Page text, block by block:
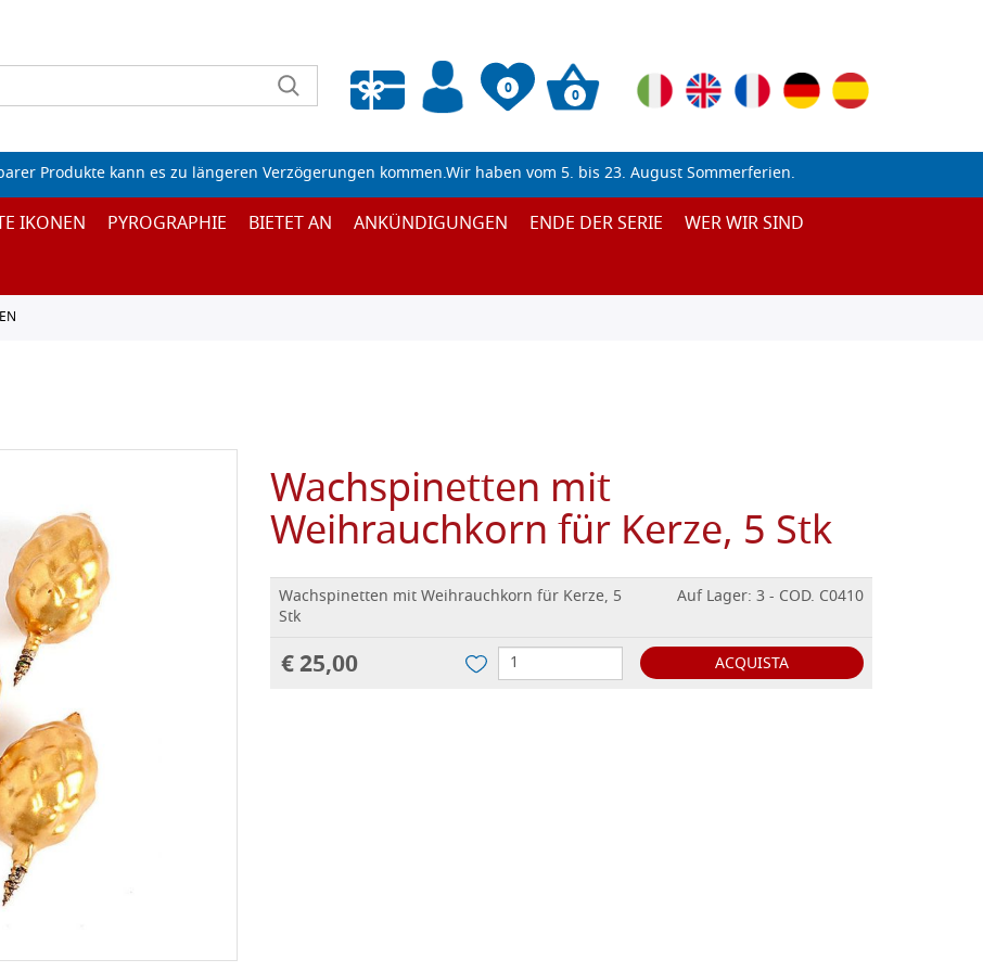
0
Wunschliste leeren
0
Produkte kann es zu längeren Verzögerungen kommen.Wir haben vom 5. bis 23. August Sommerferien.
IKONEN PYROGRAPHIE BIETET AN ANKÜNDIGUNGEN ENDE DER SERIE
WER WIR SIND
Wachspinetten mit
Weihrauchkorn für Kerze, 5 Stk
Wachspinetten mit Weihrauchkorn für Kerze, 5
Stk
Auf Lager: 3 - COD. C0410
€ 25,00 ACQUISTA